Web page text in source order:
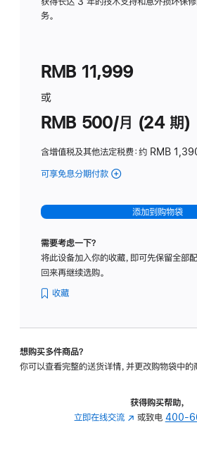
务。
RMB 11,999
或
RMB 500/月 (24 期)
含增值税及其他法定税费：约 RMB
可享免息分期付款 (Studio
-
标
璃
转
的
添加到购物袋
需要考虑一下？
将此设备加入你的收藏，即可先保留全部
回来再继续选购。
收藏
想购买多件商品？
你可以查看完整的送货详情，并更改购物袋中的
获得购买帮助，
立即在线交流 (在 或致电 400-